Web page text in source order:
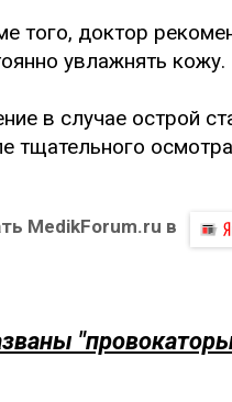
того, доктор
увлажнять кожу.
в случае острой
тщательного
MedikForum.ru в